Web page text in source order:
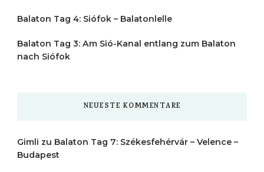
Balaton Tag 4: Siófok – Balatonlelle
Balaton Tag 3: Am Sió-Kanal entlang zum Balaton
nach Siófok
NEUESTE KOMMENTARE
Gimli zu Balaton Tag 7: Székesfehérvár – Velence –
Budapest